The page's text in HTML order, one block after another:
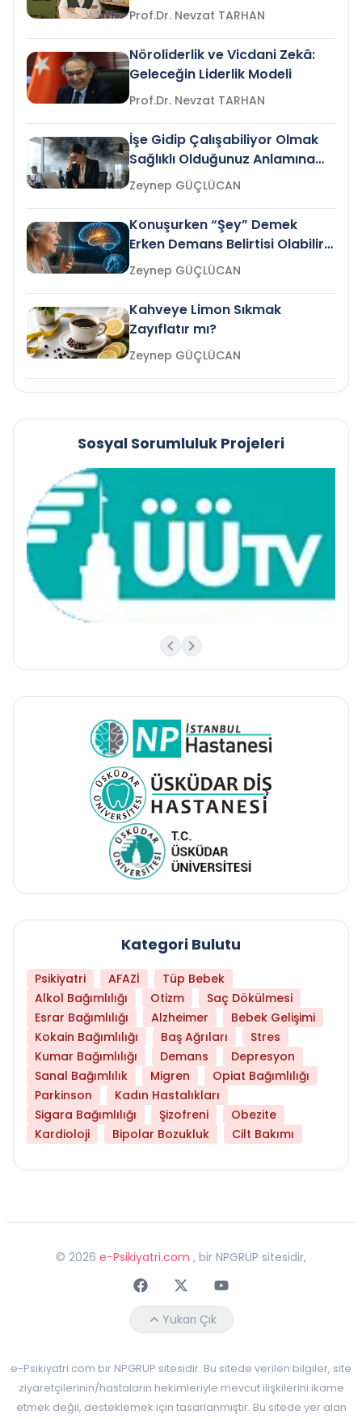
Prof.Dr. Nevzat TARHAN
Nöroliderlik ve Vicdani Zekâ:
Geleceğin Liderlik Modeli
Prof.Dr. Nevzat TARHAN
İşe Gidip Çalışabiliyor Olmak
Sağlıklı Olduğunuz Anlamına
Gelir mi?Zeynep GÜÇLÜCAN
Konuşurken “Şey” Demek
Erken Demans Belirtisi Olabilir
mi?
Zeynep GÜÇLÜCAN
Kahveye Limon Sıkmak
Zayıflatır mı?
Zeynep GÜÇLÜCAN
Sosyal Sorumluluk Projeleri
Kategori Bulutu
Psikiyatri AFAZİ
Tüp Bebek
Alkol Bağımlılığı
Otizm
Saç Dökülmesi
Esrar Bağımlılığı
Alzheimer
Bebek Gelişimi
Kokain Bağımlılığı
Baş Ağrıları
Stres
Kumar Bağımlılığı
Demans
Depresyon
Sanal Bağımlılık
Migren
Opiat Bağımlılığı
Parkinson
Kadın Hastalıkları
Sigara Bağımlılığı
Şizofreni
Obezite
Kardioloji
Bipolar Bozukluk Cilt Bakımı
© 2026 e-Psikiyatri.com , bir NPGRUP sitesidir,
FaceebokTwitterYoutube
Yukarı Çık
e-Psikiyatri.com bir NPGRUP sitesidir. Bu sitede verilen bilgiler, site
ziyaretçilerinin/hastaların hekimleriyle mevcut ilişkilerini ikame
etmek değil, desteklemek için tasarlanmıştır. Bu sitede yer alan